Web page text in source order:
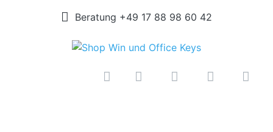
Beratung +49 17 88 98 60 42